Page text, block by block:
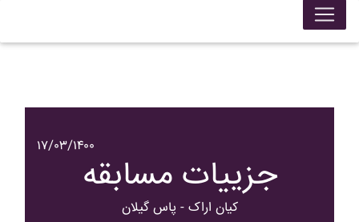
۱۷/۰۳/۱۴۰۰
جزییات مسابقه
کيان اراک - پاس گيلان